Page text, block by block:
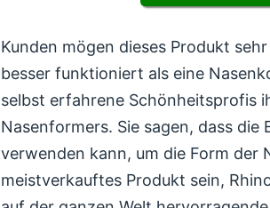
Kunden mögen dieses Produkt
besser funktioniert als eine
selbst erfahrene Schönheitsprofis
Nasenformers. Sie sagen, dass
verwenden kann, um die Form der
meistverkauftes Produkt sein,